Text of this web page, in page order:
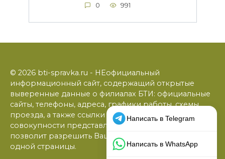
0 991
© 2026 bti-spravka.ru - НЕофициальный
информационный сайт, содержащий открытые
выверенные данные о филиалах БТИ: официальные
сайты, телефоны, адреса, графики работы, схемы
проезда, а также ссылки на юридические фирмы. В
совокупности представленная информация
позволит разрешить Ваши вопросы в режиме
одной страницы.